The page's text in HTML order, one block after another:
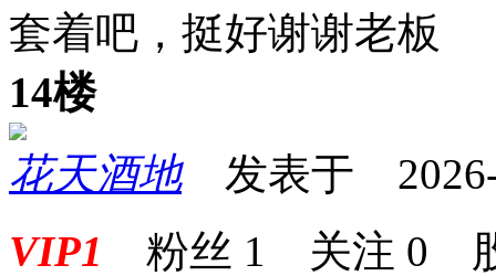
套着吧，挺好谢谢老板
14楼
花天酒地发表于 2026-
VIP1 粉丝 1 关注 0